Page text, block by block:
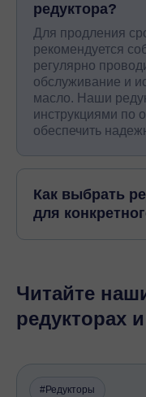
редуктора?
Для продления
рекомендуется
регулярно
обслуживание и
масло. Наши
инструкциями по
обеспечить
Как выбрать
для
Читайте
редукторах
#Редукторы